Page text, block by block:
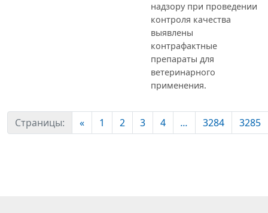
надзору при проведении
контроля качества
выявлены
контрафактные
препараты для
ветеринарного
применения.
Страницы: « 1 2 3 4 ... 3284 3285